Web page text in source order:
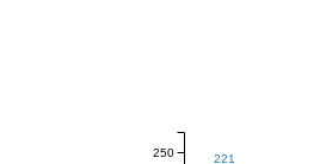
221
250